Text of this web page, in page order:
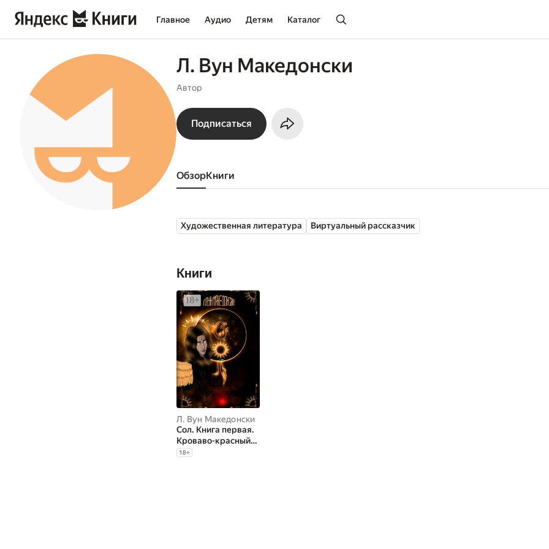
Главное Аудио Детям Каталог
Л. Вун Македонски
Автор
Подписаться
Обзор книги
Художественная литература Виртуальный рассказчик
Книги
Л. Вун Македонски
Сол. Книга первая.
Кроваво-красный
кристалл
18+